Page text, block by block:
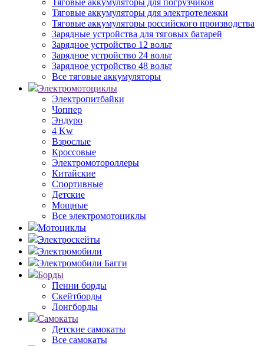
Тяговые аккумуляторы для погрузчиков
Тяговые аккумуляторы для электротележки
Тяговые аккумуляторы российского производства
Зарядные устройства для тяговых батарей
Зарядное устройство 12 вольт
Зарядное устройство 24 вольт
Зарядное устройство 48 вольт
Все тяговые аккумуляторы
Электромотоциклы
Электропитбайки
Чоппер
Эндуро
4 Kw
Взрослые
Кроссовые
Электромотороллеры
Китайские
Спортивные
Детские
Мощные
Все электромотоциклы
Мотоциклы
Электроскейты
Электромобили
Электромобили Багги
Борды
Пенни борды
Скейтборды
Лонгборды
Самокаты
Детские самокаты
Все самокаты